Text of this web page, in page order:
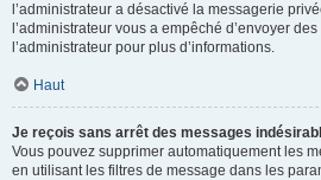
l’administrateur a désactivé la messagerie
l’administrateur vous a empêché d’envoyer
l’administrateur pour plus d’informations.
Haut
Je reçois sans arrêt des messages
Vous pouvez supprimer automatiquement les
en utilisant les filtres de message dans les